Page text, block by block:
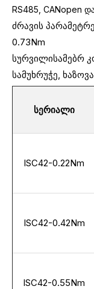
RS485, CANopen
ძრავის
0.73Nm
სურვილისამებრ
სამუხრუჭე,
სერიალი
ISC42-0.22Nm
ISC42-0.42Nm
ISC42-0.55Nm